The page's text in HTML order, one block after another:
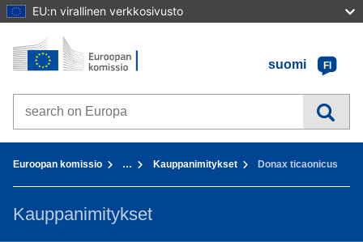
EU:n virallinen verkkosivusto
Sisältöön
Etusivu - Euroopan komissio
suomi
FI
Search on Europa websites
Euroopan komissio … Kauppanimitykset Donax ticaonicus
Kauppanimitykset